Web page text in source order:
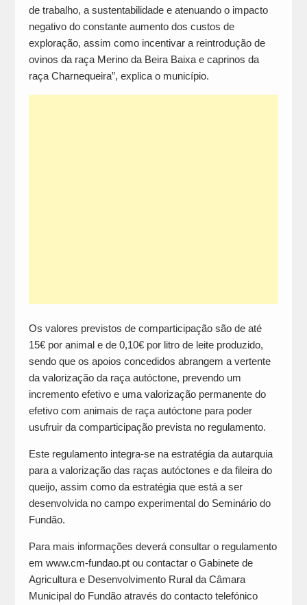
de trabalho, a sustentabilidade e atenuando o impacto
negativo do constante aumento dos custos de
exploração, assim como incentivar a reintrodução de
ovinos da raça Merino da Beira Baixa e caprinos da
raça Charnequeira”, explica o município.
Os valores previstos de comparticipação são de até
15€ por animal e de 0,10€ por litro de leite produzido,
sendo que os apoios concedidos abrangem a vertente
da valorização da raça autóctone, prevendo um
incremento efetivo e uma valorização permanente do
efetivo com animais de raça autóctone para poder
usufruir da comparticipação prevista no regulamento.
Este regulamento integra-se na estratégia da autarquia
para a valorização das raças autóctones e da fileira do
queijo, assim como da estratégia que está a ser
desenvolvida no campo experimental do Seminário do
Fundão.
Para mais informações deverá consultar o regulamento
em www.cm-fundao.ptou contactar o Gabinete de
Agricultura e Desenvolvimento Rural da Câmara
Municipal do Fundão através do contacto telefónico